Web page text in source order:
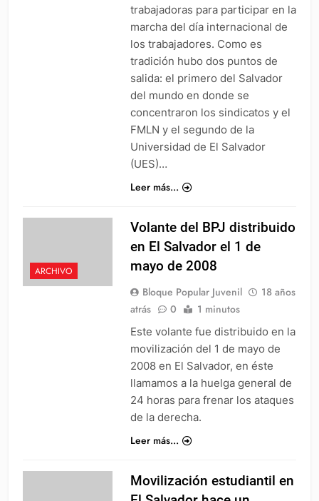
trabajadoras para participar en la
marcha del día internacional de
los trabajadores. Como es
tradición hubo dos puntos de
salida: el primero del Salvador
del mundo en donde se
concentraron los sindicatos y el
FMLN y el segundo de la
Universidad de El Salvador
(UES)…
Leer más...
ARCHIVO
Volante del BPJ distribuido
en El Salvador el 1 de
mayo de 2008
Bloque Popular Juvenil
18 años
atrás
0 1 minutos
Este volante fue distribuido en la
movilización del 1 de mayo de
2008 en El Salvador, en éste
llamamos a la huelga general de
24 horas para frenar los ataques
de la derecha.
Leer más...
Movilización estudiantil en